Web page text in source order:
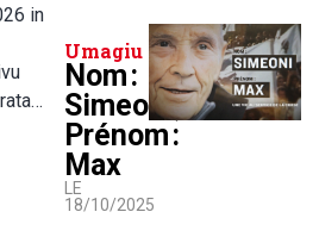
in
Umagiu
Nom :
Simeoni,
Prénom :
Max
LE
18/10/2025